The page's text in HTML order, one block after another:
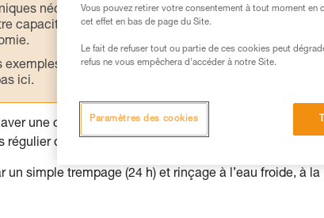
nécessite une formation et un entraînement
capacité à refaire la manipulation, seul, en toute
exemples de techniques liées à votre activité. Il peut en
ici.
une corde semi-statique neuve avant sa première
dans le temps, en particulier lors des premières
un simple trempage (24 h) et rinçage à l’eau froide, à
Vous pouvez retirer votre consentement à tout moment en
cet effet en bas de page du Site.
Le fait de refuser tout ou partie de ces cookies peut
refus ne vous empêchera d’accéder à notre Site.
Paramètres des cookies